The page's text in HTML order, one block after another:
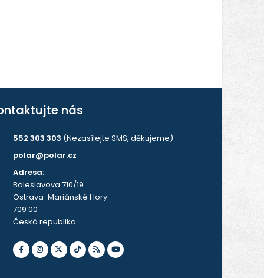
nás
552 303 303 (Nezasílejte SMS, děkujeme)
polar@polar.cz
Adresa:
Boleslavova 710/19
Ostrava-Mariánské Hory
709 00
Česká republika